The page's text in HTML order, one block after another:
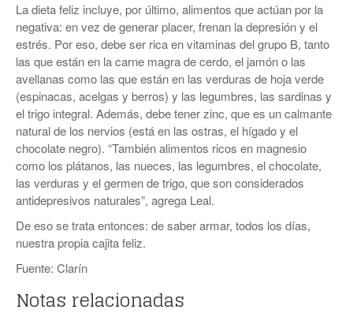
La dieta feliz incluye, por último, alimentos que actúan por la
negativa: en vez de generar placer, frenan la depresión y el
estrés. Por eso, debe ser rica en vitaminas del grupo B, tanto
las que están en la carne magra de cerdo, el jamón o las
avellanas como las que están en las verduras de hoja verde
(espinacas, acelgas y berros) y las legumbres, las sardinas y
el trigo integral. Además, debe tener zinc, que es un calmante
natural de los nervios (está en las ostras, el hígado y el
chocolate negro). “También alimentos ricos en magnesio
como los plátanos, las nueces, las legumbres, el chocolate,
las verduras y el germen de trigo, que son considerados
antidepresivos naturales”, agrega Leal.
De eso se trata entonces: de saber armar, todos los días,
nuestra propia cajita feliz.
Fuente: Clarín
Notas relacionadas